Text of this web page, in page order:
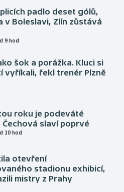
padlo deset gólů,
v Boleslavi, Zlín zůstává
9 hod
šok a porážka. Kluci si
vyříkali, řekl trenér Plzně
roku je podeváté
slaví poprvé
10 hod
otevření
stadionu exhibicí,
mistry z Prahy